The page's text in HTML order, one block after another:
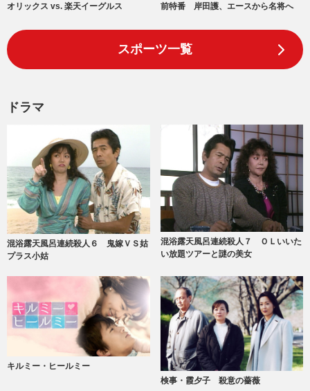
オリックス vs. 楽天イーグルス
前特番 岸田護、エースから名将へ
スポーツ一覧
ドラマ
混浴露天風呂連続殺人６ 鬼嫁ＶＳ姑
プラス小姑
混浴露天風呂連続殺人７ ＯＬいいた
い放題ツアーと謎の美女
キルミー・ヒールミー
検事・霞夕子 殺意の薔薇